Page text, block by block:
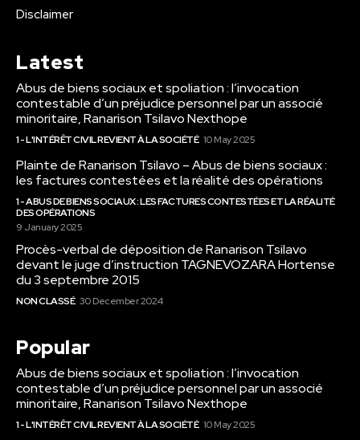
Disclaimer
Latest
Abus de biens sociaux et spoliation : l’invocation
contestable d’un préjudice personnel par un associé
minoritaire, Ranarison Tsilavo Nexthope
1 - L'INTÉRÊT CIVIL REVIENT À LA SOCIÉTÉ 10 May 2025
Plainte de Ranarison Tsilavo – Abus de biens sociaux :
les factures contestées et la réalité des opérations
1 - ABUS DE BIENS SOCIAUX : LES FACTURES CONTESTÉES ET LA RÉALITÉ
DES OPÉRATIONS
9 January 2025
Procès-verbal de déposition de Ranarison Tsilavo
devant le juge d’instruction TAGNEVOZARA Hortense
du 3 septembre 2015
NON CLASSÉ 30 December 2024
Popular
Abus de biens sociaux et spoliation : l’invocation
contestable d’un préjudice personnel par un associé
minoritaire, Ranarison Tsilavo Nexthope
1 - L'INTÉRÊT CIVIL REVIENT À LA SOCIÉTÉ 10 May 2025